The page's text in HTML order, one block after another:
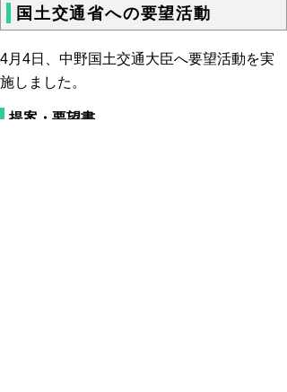
国土交通省への要望活動
4月4日、中野国土交通大臣へ要望活動を実
施しました。
提案・要望書